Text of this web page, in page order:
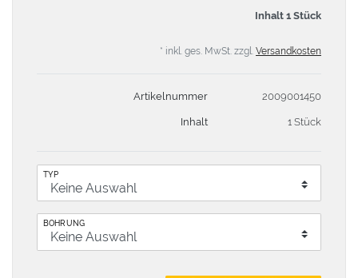
Inhalt 1 Stück
* inkl. ges. MwSt. zzgl. Versandkosten
Artikelnummer 2009001450
Inhalt 1 Stück
TYP
BOHRUNG